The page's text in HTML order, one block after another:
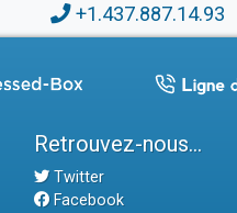
+1.437.887.14.93
Retrouvez-nous...
Twitter
Facebook